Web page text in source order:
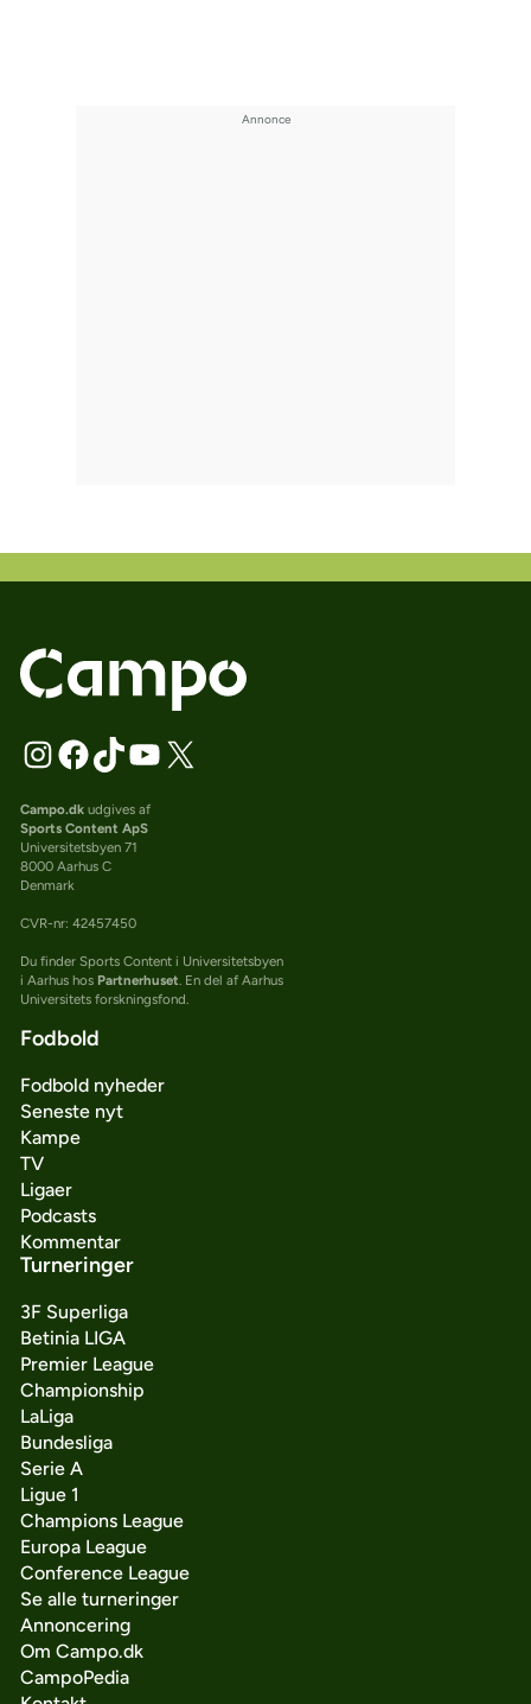
Campo.dkudgives af
Sports Content ApS
Universitetsbyen 71
8000 Aarhus C
Denmark
CVR-nr: 42457450
Du finder Sports Content i Universitetsbyen
i Aarhus hos Partnerhuset. En del af Aarhus
Universitets forskningsfond.
Fodbold
Fodbold nyheder
Seneste nyt
Kampe
TV
Ligaer
Podcasts
Kommentar
Turneringer
3F Superliga
Betinia LIGA
Premier League
Championship
LaLiga
Bundesliga
Serie A
Ligue 1
Champions League
Europa League
Conference League
Se alle turneringer
Annoncering
Om Campo.dk
CampoPedia